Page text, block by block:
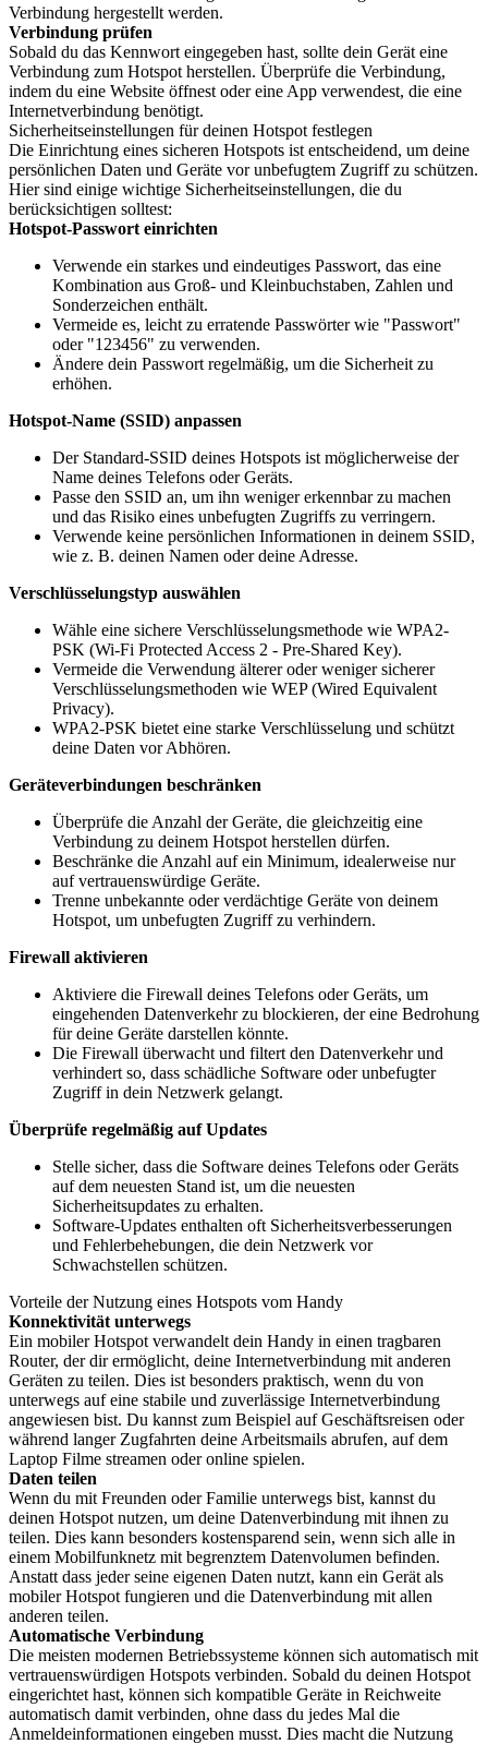
Verbindung hergestellt werden.
Verbindung prüfen
Sobald du das Kennwort eingegeben hast, sollte dein Gerät eine
Verbindung zum Hotspot herstellen. Überprüfe die Verbindung,
indem du eine Website öffnest oder eine App verwendest, die eine
Internetverbindung benötigt.
Sicherheitseinstellungen für deinen Hotspot festlegen
Die Einrichtung eines sicheren Hotspots ist entscheidend, um deine
persönlichen Daten und Geräte vor unbefugtem Zugriff zu schützen.
Hier sind einige wichtige Sicherheitseinstellungen, die du
berücksichtigen solltest:
Hotspot-Passwort einrichten
Verwende ein starkes und eindeutiges Passwort, das eine
Kombination aus Groß- und Kleinbuchstaben, Zahlen und
Sonderzeichen enthält.
Vermeide es, leicht zu erratende Passwörter wie "Passwort"
oder "123456" zu verwenden.
Ändere dein Passwort regelmäßig, um die Sicherheit zu
erhöhen.
Hotspot-Name (SSID) anpassen
Der Standard-SSID deines Hotspots ist möglicherweise der
Name deines Telefons oder Geräts.
Passe den SSID an, um ihn weniger erkennbar zu machen
und das Risiko eines unbefugten Zugriffs zu verringern.
Verwende keine persönlichen Informationen in deinem SSID,
wie z. B. deinen Namen oder deine Adresse.
Verschlüsselungstyp auswählen
Wähle eine sichere Verschlüsselungsmethode wie WPA2-
PSK (Wi-Fi Protected Access 2 - Pre-Shared Key).
Vermeide die Verwendung älterer oder weniger sicherer
Verschlüsselungsmethoden wie WEP (Wired Equivalent
Privacy).
WPA2-PSK bietet eine starke Verschlüsselung und schützt
deine Daten vor Abhören.
Geräteverbindungen beschränken
Überprüfe die Anzahl der Geräte, die gleichzeitig eine
Verbindung zu deinem Hotspot herstellen dürfen.
Beschränke die Anzahl auf ein Minimum, idealerweise nur
auf vertrauenswürdige Geräte.
Trenne unbekannte oder verdächtige Geräte von deinem
Hotspot, um unbefugten Zugriff zu verhindern.
Firewall aktivieren
Aktiviere die Firewall deines Telefons oder Geräts, um
eingehenden Datenverkehr zu blockieren, der eine Bedrohung
für deine Geräte darstellen könnte.
Die Firewall überwacht und filtert den Datenverkehr und
verhindert so, dass schädliche Software oder unbefugter
Zugriff in dein Netzwerk gelangt.
Überprüfe regelmäßig auf Updates
Stelle sicher, dass die Software deines Telefons oder Geräts
auf dem neuesten Stand ist, um die neuesten
Sicherheitsupdates zu erhalten.
Software-Updates enthalten oft Sicherheitsverbesserungen
und Fehlerbehebungen, die dein Netzwerk vor
Schwachstellen schützen.
Vorteile der Nutzung eines Hotspots vom Handy
Konnektivität unterwegs
Ein mobiler Hotspot verwandelt dein Handy in einen tragbaren
Router, der dir ermöglicht, deine Internetverbindung mit anderen
Geräten zu teilen. Dies ist besonders praktisch, wenn du von
unterwegs auf eine stabile und zuverlässige Internetverbindung
angewiesen bist. Du kannst zum Beispiel auf Geschäftsreisen oder
während langer Zugfahrten deine Arbeitsmails abrufen, auf dem
Laptop Filme streamen oder online spielen.
Daten teilen
Wenn du mit Freunden oder Familie unterwegs bist, kannst du
deinen Hotspot nutzen, um deine Datenverbindung mit ihnen zu
teilen. Dies kann besonders kostensparend sein, wenn sich alle in
einem Mobilfunknetz mit begrenztem Datenvolumen befinden.
Anstatt dass jeder seine eigenen Daten nutzt, kann ein Gerät als
mobiler Hotspot fungieren und die Datenverbindung mit allen
anderen teilen.
Automatische Verbindung
Die meisten modernen Betriebssysteme können sich automatisch mit
vertrauenswürdigen Hotspots verbinden. Sobald du deinen Hotspot
eingerichtet hast, können sich kompatible Geräte in Reichweite
automatisch damit verbinden, ohne dass du jedes Mal die
Anmeldeinformationen eingeben musst. Dies macht die Nutzung